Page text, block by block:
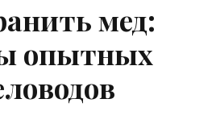
мед:
опытных